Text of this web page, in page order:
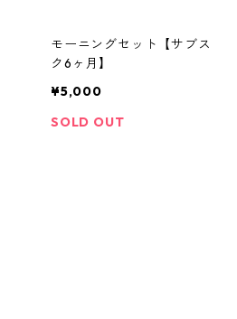
モーニングセット【サブス
ク6ヶ月】
¥5,000
SOLD OUT